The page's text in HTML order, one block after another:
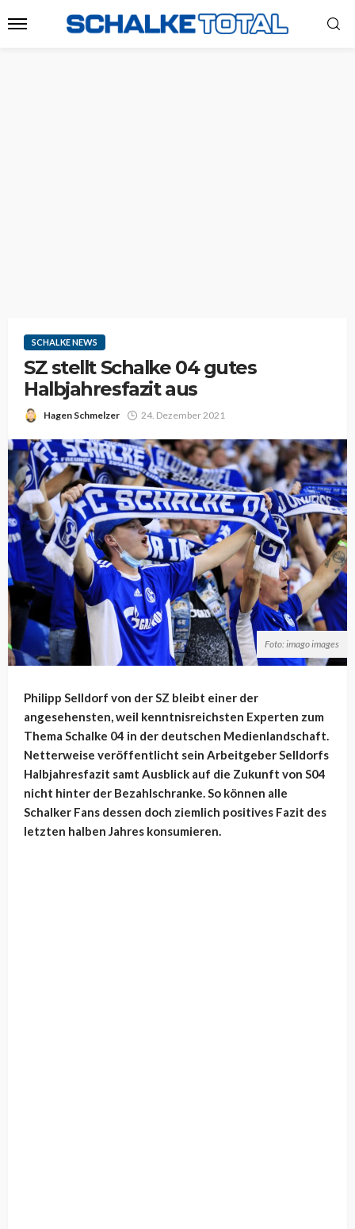
SCHALKE NEWS
SZ stellt Schalke 04 gutes
Halbjahresfazit aus
Hagen Schmelzer 24. Dezember 2021
Foto: imago images
Philipp Selldorf von der SZ bleibt einer der
angesehensten, weil kenntnisreichsten Experten zum
Thema Schalke 04 in der deutschen Medienlandschaft.
Netterweise veröffentlicht sein Arbeitgeber Selldorfs
Halbjahresfazit samt Ausblick auf die Zukunft von S04
nicht hinter der Bezahlschranke. So können alle
Schalker Fans dessen doch ziemlich positives Fazit des
letzten halben Jahres konsumieren.